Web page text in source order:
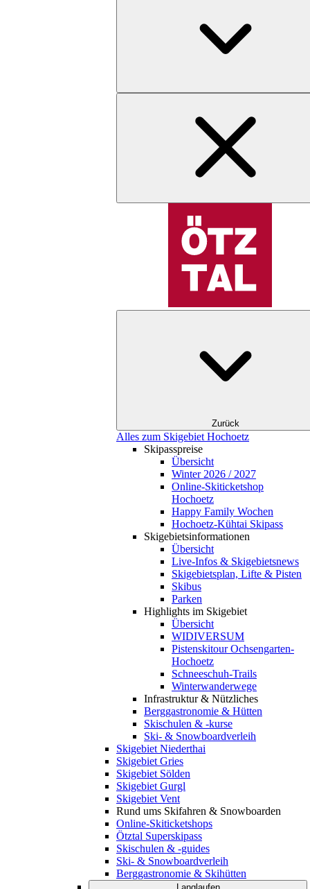
Zurück
Alles zum Skigebiet Hochoetz
Skipasspreise
Übersicht
Winter 2026 / 2027
Online-Skiticketshop
Hochoetz
Happy Family Wochen
Hochoetz-Kühtai Skipass
Skigebietsinformationen
Übersicht
Live-Infos & Skigebietsnews
Skigebietsplan, Lifte & Pisten
Skibus
Parken
Highlights im Skigebiet
Übersicht
WIDIVERSUM
Pistenskitour Ochsengarten-
Hochoetz
Schneeschuh-Trails
Winterwanderwege
Infrastruktur & Nützliches
Berggastronomie & Hütten
Skischulen & -kurse
Ski- & Snowboardverleih
Skigebiet Niederthai
Skigebiet Gries
Skigebiet Sölden
Skigebiet Gurgl
Skigebiet Vent
Rund ums Skifahren & Snowboarden
Online-Skiticketshops
Ötztal Superskipass
Skischulen & -guides
Ski- & Snowboardverleih
Berggastronomie & Skihütten